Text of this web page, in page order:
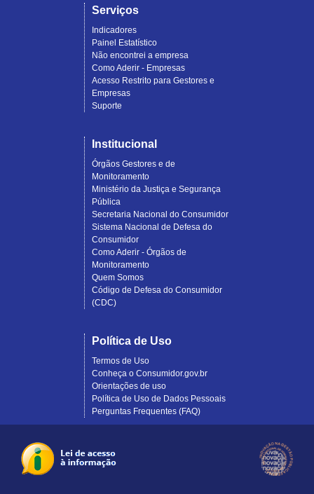
Serviços
Indicadores
Painel Estatístico
Não encontrei a empresa
Como Aderir - Empresas
Acesso Restrito para Gestores e
Empresas
Suporte
Institucional
Órgãos Gestores e de
Monitoramento
Ministério da Justiça e Segurança
Pública
Secretaria Nacional do Consumidor
Sistema Nacional de Defesa do
Consumidor
Como Aderir - Órgãos de
Monitoramento
Quem Somos
Código de Defesa do Consumidor
(CDC)
Política de Uso
Termos de Uso
Conheça o Consumidor.gov.br
Orientações de uso
Política de Uso de Dados Pessoais
Perguntas Frequentes (FAQ)